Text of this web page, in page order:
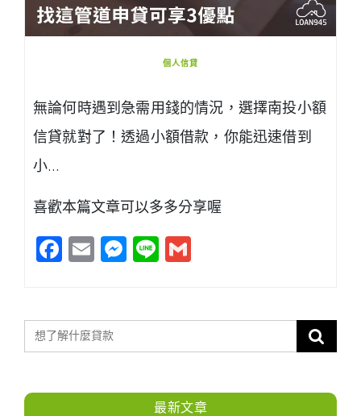
個人信貸
無論何時遇到急需用錢的情況，選擇南投小額
信貸就對了！透過小額借款，你能迅速借到
小…
喜歡本篇文章可以多多分享喔
Facebook
EmailMessenger
Line
最新文章